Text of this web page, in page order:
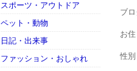
スポーツ・アウトドア
ペット・動物
日記・出来事
ファッション・おしゃれ
ブロ
お住
性別